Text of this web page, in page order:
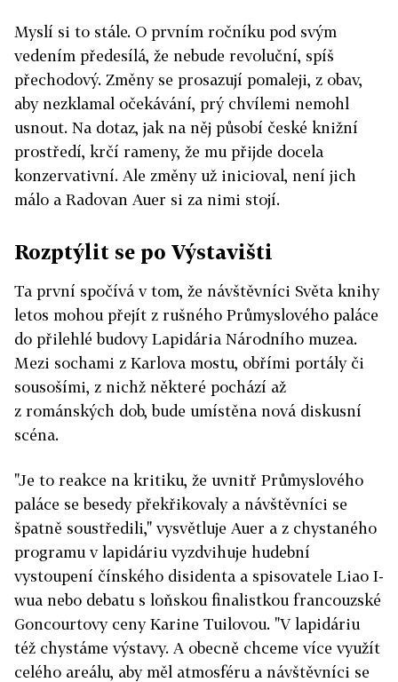
Myslí si to stále. O prvním ročníku pod svým
vedením předesílá, že nebude revoluční, spíš
přechodový. Změny se prosazují pomaleji, z obav,
aby nezklamal očekávání, prý chvílemi nemohl
usnout. Na dotaz, jak na něj působí české knižní
prostředí, krčí rameny, že mu přijde docela
konzervativní. Ale změny už inicioval, není jich
málo a Radovan Auer si za nimi stojí.
Rozptýlit se po Výstavišti
Ta první spočívá v tom, že návštěvníci Světa knihy
letos mohou přejít z rušného Průmyslového paláce
do přilehlé budovy Lapidária Národního muzea.
Mezi sochami z Karlova mostu, obřími portály či
sousošími, z nichž některé pochází až
z románských dob, bude umístěna nová diskusní
scéna.
"Je to reakce na kritiku, že uvnitř Průmyslového
paláce se besedy překřikovaly a návštěvníci se
špatně soustředili," vysvětluje Auer a z chystaného
programu v lapidáriu vyzdvihuje hudební
vystoupení čínského disidenta a spisovatele Liao I-
wua nebo debatu s loňskou finalistkou francouzské
Goncourtovy ceny Karine Tuilovou. "V lapidáriu
též chystáme výstavy. A obecně chceme více využít
celého areálu, aby měl atmosféru a návštěvníci se